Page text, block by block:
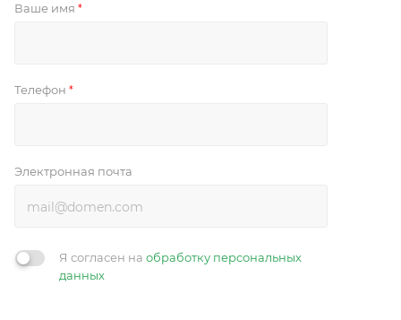
Ваше имя *
Телефон *
Электронная почта
Я согласен на обработку персональных
данных